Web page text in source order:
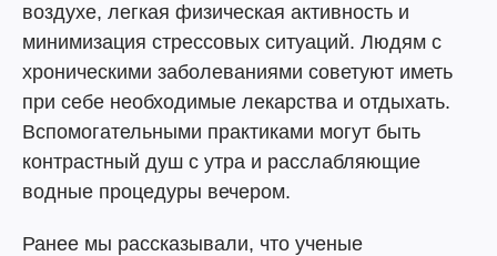
воздухе, легкая физическая активность и
минимизация стрессовых ситуаций. Людям с
хроническими заболеваниями советуют иметь
при себе необходимые лекарства и отдыхать.
Вспомогательными практиками могут быть
контрастный душ с утра и расслабляющие
водные процедуры вечером.
Ранее мы рассказывали, что ученые